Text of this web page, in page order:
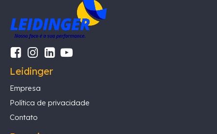
Leidinger
Empresa
Política de privacidade
Contato